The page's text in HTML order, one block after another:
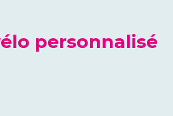
personnalisé